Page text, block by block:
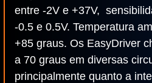
entre -2V e +37V,
-0.5 e 0.5V. Temperatura
+85 graus. Os EasyDriver
a 70 graus em diversas
principalmente quanto a